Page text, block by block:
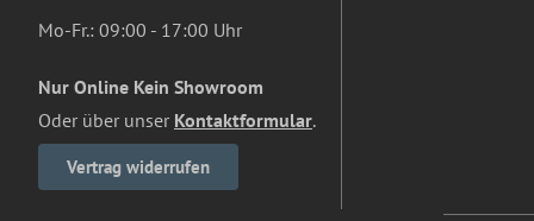
Mo-Fr.: 09:00 - 17:00 Uhr
Nur Online Kein Showroom
Oder über unser Kontaktformular.
Vertrag widerrufen